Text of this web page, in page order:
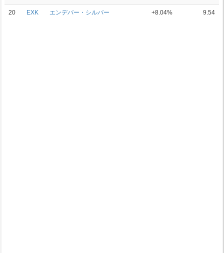
20 EXK エンデバー・シルバー +8.04% 9.54